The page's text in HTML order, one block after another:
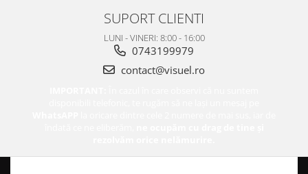
SUPORT CLIENTI
LUNI - VINERI: 8:00 - 16:00
0743199979
contact@visuel.ro